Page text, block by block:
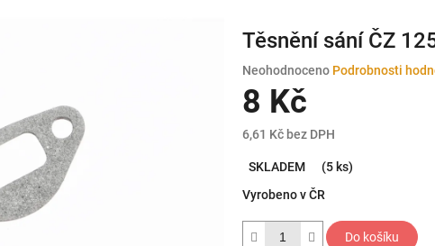
Těsnění sání ČZ
Průměrné
hodnocení
produktu
0,0
hvězdiček.
Neohodnoceno Podrobnosti
8 Kč
6,61 Kč bez DPH
cena:
SKLADEM
(5 ks)
Vyrobeno v ČR
Do košíku